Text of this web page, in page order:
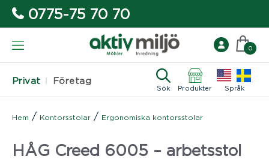
0775-75 70 70
Privat Företag
Sök Produkter Språk
0
Hem / Kontorsstolar / Ergonomiska kontorsstolar
HÅG Creed 6005 – arbetsstol